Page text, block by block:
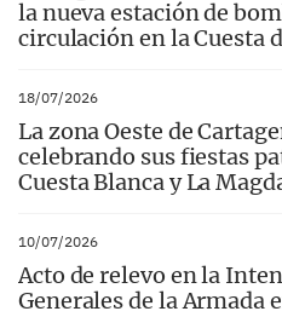
la nueva estación de
circulación en la Cuesta
18/07/2026
La zona Oeste de
celebrando sus fiestas
Cuesta Blanca y La
10/07/2026
Acto de relevo en la
Generales de la Armada